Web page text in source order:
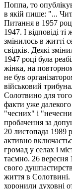
Поппа, то
в якій пише: "...
Питання в 1957
1947. І відповіді
змінилось в житті
свідків. Деякі
1947 році була
жінка, на
не був
військовий
Солотвино для
факти уже
"чесних" і
пробачення за
20 листопада 1989
активно
громад у селах і
таємно. 26 вересня
свого
життя в Солотвині.
хоронили духовні